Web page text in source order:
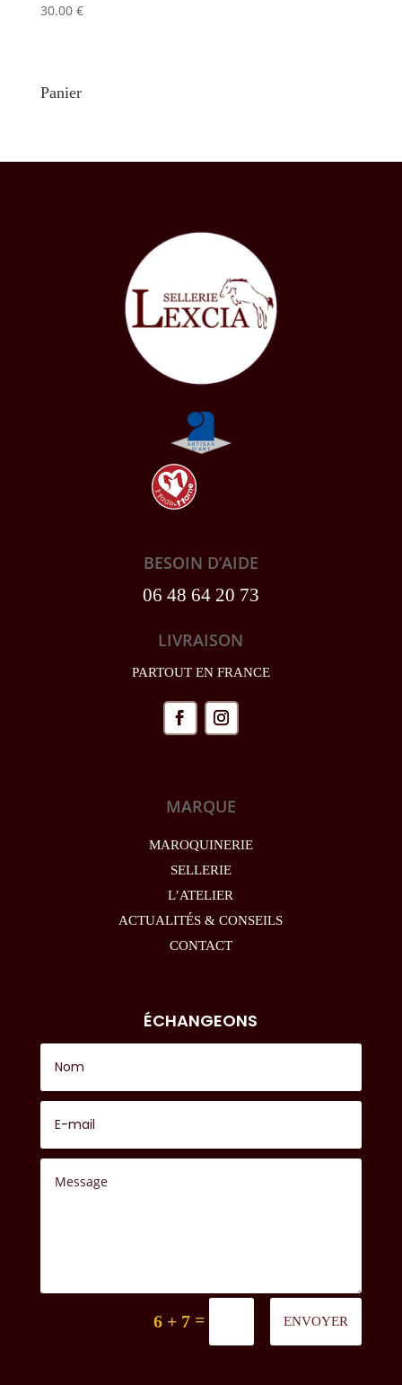
30.00 €
Panier
BESOIN D’AIDE
06 48 64 20 73
LIVRAISON
PARTOUT EN FRANCE
MARQUE
MAROQUINERIE
SELLERIE
L’ATELIER
ACTUALITÉS & CONSEILS
CONTACT
ÉCHANGEONS
6 + 7 = ENVOYER